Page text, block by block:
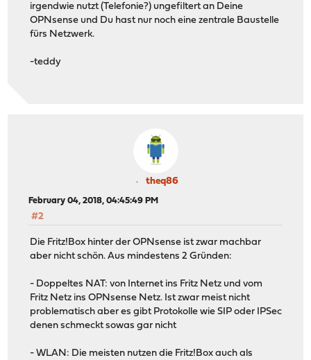
irgendwie nutzt (Telefonie?) ungefiltert an Deine
OPNsense und Du hast nur noch eine zentrale Baustelle
fürs Netzwerk.
-teddy
theq86
February 04, 2018, 04:45:49 PM
#2
Die Fritz!Box hinter der OPNsense ist zwar machbar
aber nicht schön. Aus mindestens 2 Gründen:
- Doppeltes NAT: von Internet ins Fritz Netz und vom
Fritz Netz ins OPNsense Netz. Ist zwar meist nicht
problematisch aber es gibt Protokolle wie SIP oder IPSec
denen schmeckt sowas gar nicht
- WLAN: Die meisten nutzen die Fritz!Box auch als